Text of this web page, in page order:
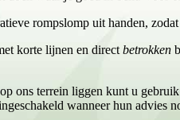
rompslomp uit handen,
korte lijnen en direct betrokken
ons terrein liggen kunt u
wanneer hun advies